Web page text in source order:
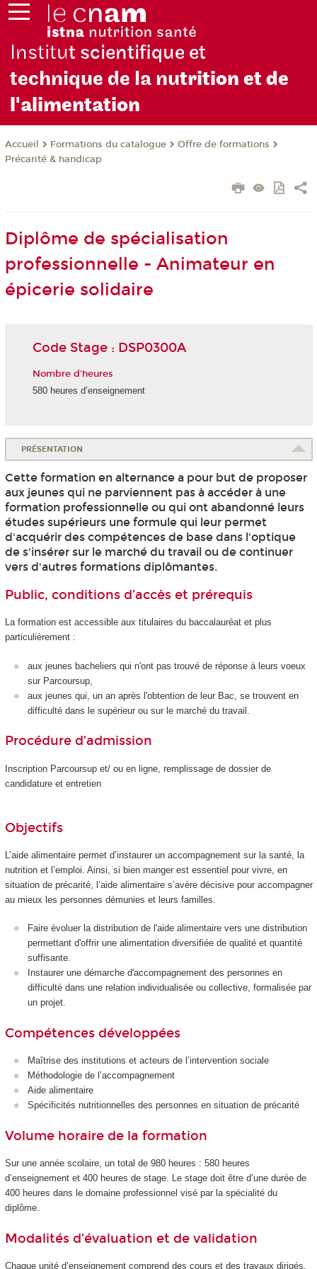
Institut scientifique et
technique de la nutrition et de
l'alimentation
Accueil Formations du catalogue
Offre de formations
Précarité & handicap
Diplôme de spécialisation
professionnelle - Animateur en
épicerie solidaire
Code Stage : DSP0300A
Nombre d'heures
580 heures d’enseignement
PRÉSENTATION
Cette formation en alternance a pour but de proposer
aux jeunes qui ne parviennent pas à accéder à une
formation professionnelle ou qui ont abandonné leurs
études supérieurs une formule qui leur permet
d'acquérir des compétences de base dans l'optique
de s'insérer sur le marché du travail ou de continuer
vers d'autres formations diplômantes.
Public, conditions d’accès et prérequis
La formation est accessible aux titulaires du baccalauréat et plus
particulièrement :
aux jeunes bacheliers qui n'ont pas trouvé de réponse à leurs voeux
sur Parcoursup,
aux jeunes qui, un an après l'obtention de leur Bac, se trouvent en
difficulté dans le supérieur ou sur le marché du travail.
Procédure d’admission
Inscription Parcoursup et/ ou en ligne, remplissage de dossier de
candidature et entretien
Objectifs
L’aide alimentaire permet d’instaurer un accompagnement sur la santé, la
nutrition et l’emploi. Ainsi, si bien manger est essentiel pour vivre, en
situation de précarité, l’aide alimentaire s’avère décisive pour accompagner
au mieux les personnes démunies et leurs familles.
Faire évoluer la distribution de l'aide alimentaire vers une distribution
permettant d'offrir une alimentation diversifiée de qualité et quantité
suffisante.
Instaurer une démarche d'accompagnement des personnes en
difficulté dans une relation individualisée ou collective, formalisée par
un projet.
Compétences développées
Maîtrise des institutions et acteurs de l’intervention sociale
Méthodologie de l’accompagnement
Aide alimentaire
Spécificités nutritionnelles des personnes en situation de précarité
Volume horaire de la formation
Sur une année scolaire, un total de 980 heures : 580 heures
d’enseignement et 400 heures de stage. Le stage doit être d’une durée de
400 heures dans le domaine professionnel visé par la spécialité du
diplôme.
Modalités d’évaluation et de validation
Chaque unité d’enseignement comprend des cours et des travaux dirigés,